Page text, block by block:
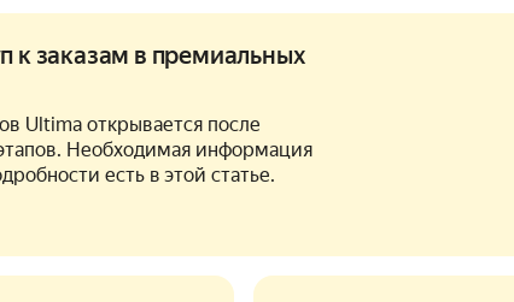
к заказам в премиальных
Ultima открывается после
Необходимая информация
есть в этой статье.